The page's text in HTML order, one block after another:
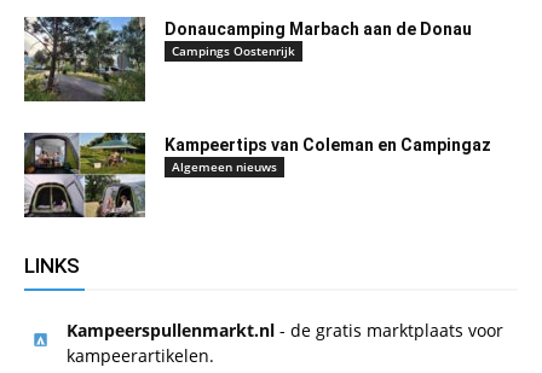
Donaucamping Marbach aan de Donau
Campings Oostenrijk
Kampeertips van Coleman en Campingaz
Algemeen nieuws
LINKS
Kampeerspullenmarkt.nl - de gratis marktplaats voor
kampeerartikelen.